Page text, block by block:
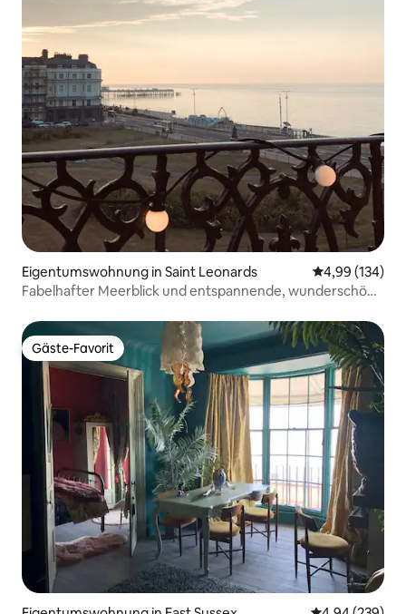
Eigentumswohnung in Saint Leonards
4,99 (134)
Fabelhafter Meerblick und entspannende, wunderschöne
Gäste-Favorit
Gäste-Favorit